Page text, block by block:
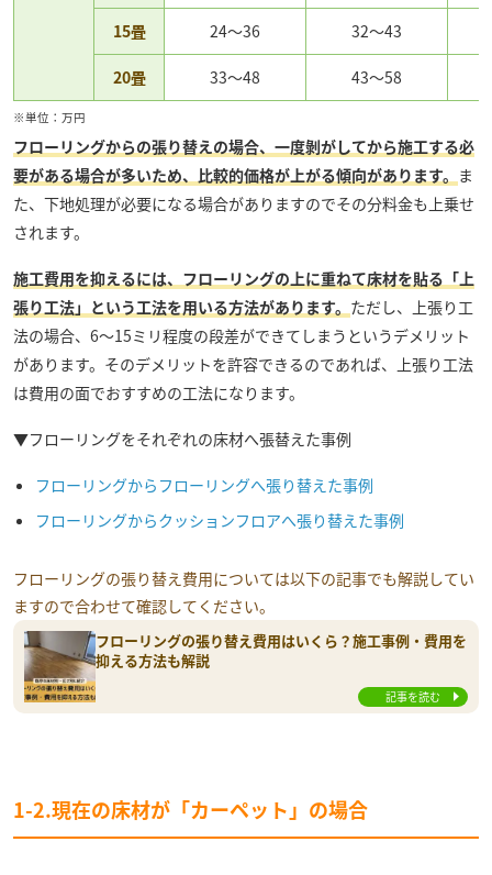
15畳 24～36 32～43
20畳 33～48 43～58
※単位：万円
フローリングからの張り替えの場合、一度剝がしてから施工する必
要がある場合が多いため、比較的価格が上がる傾向があります。 ま
た、下地処理が必要になる場合がありますのでその分料金も上乗せ
されます。
施工費用を抑えるには、フローリングの上に重ねて床材を貼る「上
張り工法」という工法を用いる方法があります。 ただし、上張り工
法の場合、6～15ミリ程度の段差ができてしまうというデメリット
があります。そのデメリットを許容できるのであれば、上張り工法
は費用の面でおすすめの工法になります。
▼フローリングをそれぞれの床材へ張替えた事例
フローリングからフローリングへ張り替えた事例
フローリングからクッションフロアへ張り替えた事例
フローリングの張り替え費用については以下の記事でも解説してい
ますので合わせて確認してください。
フローリングの張り替え費用はいくら？施工事例・費用を
抑える方法も解説
記事を読む
1-2.現在の床材が「カーペット」の場合